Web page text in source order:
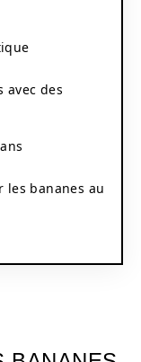
avec des
les bananes au